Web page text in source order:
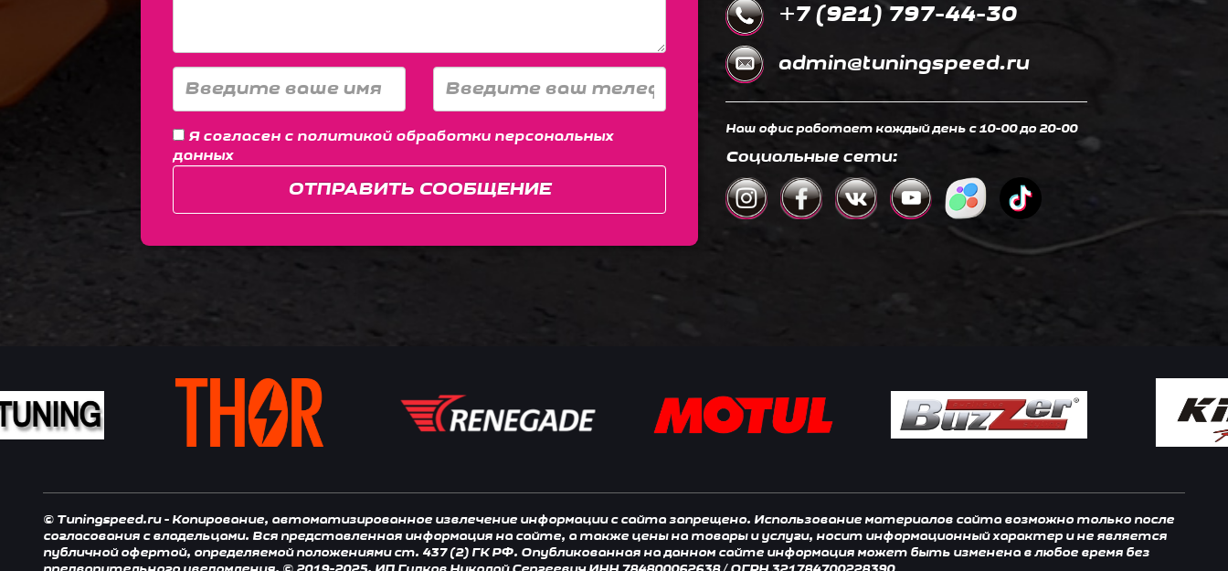
Я согласен с политикой обработки персональных
данных
ОТПРАВИТЬ СООБЩЕНИЕ
+7 (921) 797-44-30
admin@tuningspeed.ru
Наш офис работает каждый день c 10-00 до 20-00
Социальные сети:
© Tuningspeed.ru - Копирование, автоматизированное извлечение информации с сайта запрещено. Использование материалов сайта возможно только после
согласования с владельцами. Вся представленная информация на сайте, а также цены на товары и услуги, носит информационный характер и не является
публичной офертой, определяемой положениями ст. 437 (2) ГК РФ. Опубликованная на данном сайте информация может быть изменена в любое время без